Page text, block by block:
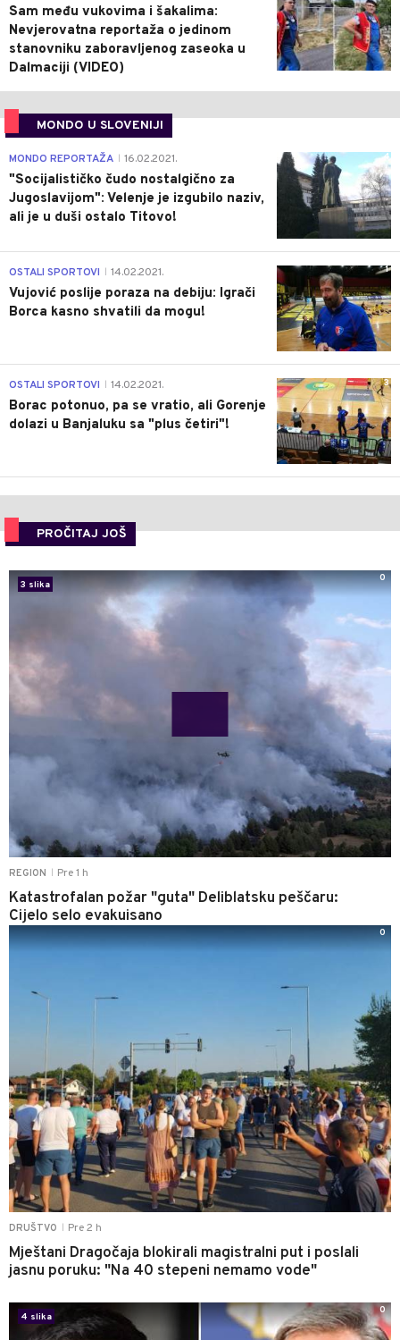
Sam među vukovima i šakalima:
Nevjerovatna reportaža o jedinom
stanovniku zaboravljenog zaseoka u
Dalmaciji (VIDEO)
MONDO U SLOVENIJI
4
MONDO REPORTAŽA 16.02.2021.
"Socijalističko čudo nostalgično za
Jugoslavijom": Velenje je izgubilo naziv,
ali je u duši ostalo Titovo!
1
OSTALI SPORTOVI 14.02.2021.
Vujović poslije poraza na debiju: Igrači
Borca kasno shvatili da mogu!
3
OSTALI SPORTOVI 14.02.2021.
Borac potonuo, pa se vratio, ali Gorenje
dolazi u Banjaluku sa "plus četiri"!
PROČITAJ JOŠ
REGION Pre 1 h
Katastrofalan požar "guta" Deliblatsku peščaru:
Cijelo selo evakuisano
3 slika
0
DRUŠTVO Pre 2 h
Mještani Dragočaja blokirali magistralni put i poslali
jasnu poruku: "Na 40 stepeni nemamo vode"
0
4 slika
0